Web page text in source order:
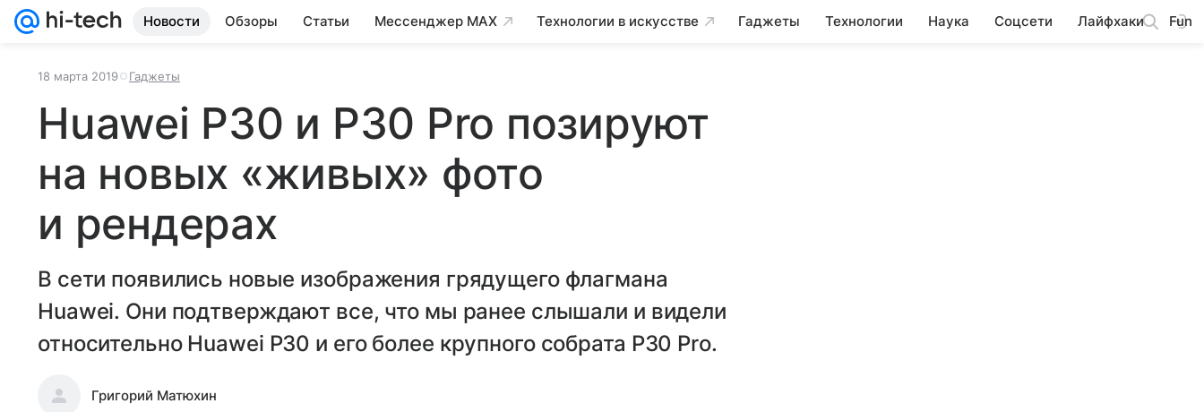
Новости Обзоры Статьи Мессенджер MAX Технологии в искусстве Гаджеты Технологии Наука Соцсети Лайфхаки Fun
18 марта 2019 Гаджеты
Huawei P30 и P30 Pro позируют
на новых «живых» фото
и рендерах
В сети появились новые изображения грядущего флагмана
Huawei. Они подтверждают все, что мы ранее слышали и видели
относительно Huawei P30 и его более крупного собрата P30 Pro.
Григорий Матюхин